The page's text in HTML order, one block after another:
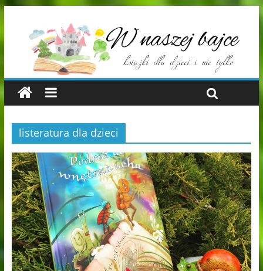
listeratura dla dzieci